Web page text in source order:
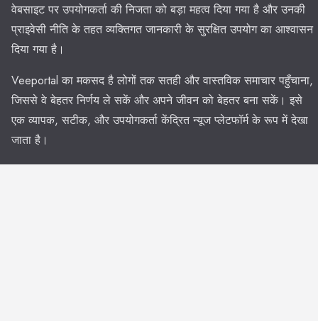
वेबसाइट पर उपयोगकर्ता की निजता को बड़ा महत्व दिया गया है और उनकी
प्राइवेसी नीति के तहत व्यक्तिगत जानकारी के सुरक्षित उपयोग का आश्वासन
दिया गया है।
Veeportal का मकसद है लोगों तक सतही और वास्तविक समाचार पहुँचाना,
जिससे वे बेहतर निर्णय ले सकें और अपने जीवन को बेहतर बना सकें। इसे
एक व्यापक, सटीक, और उपयोगकर्ता केंद्रित न्यूज प्लेटफॉर्म के रूप में देखा
जाता है।